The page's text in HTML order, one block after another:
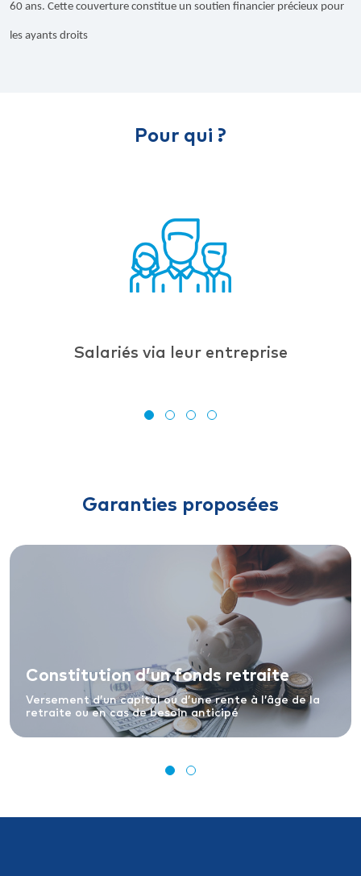
60 ans. Cette couverture constitue un soutien financier précieux pour
les ayants droits
Pour qui ?
Salariés via leur entreprise
Garanties proposées
Constitution d’un fonds retraite
Versement d’un capital ou d’une rente à l’âge de la
retraite ou en cas de besoin anticipé